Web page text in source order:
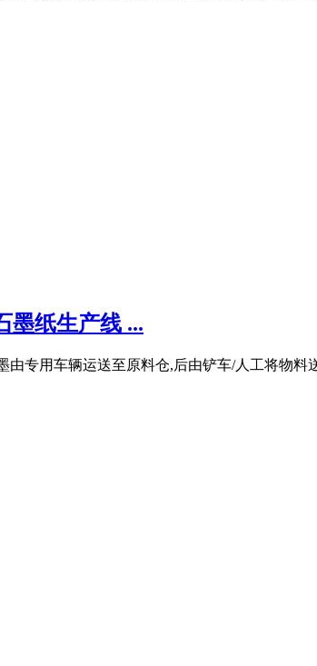
墨纸生产线 ...
专用车辆运送至原料仓,后由铲车/人工将物